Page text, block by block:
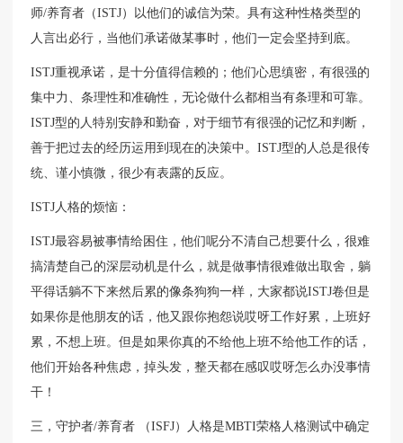
师/养育者（ISTJ）以他们的诚信为荣。具有这种性格类型的
人言出必行，当他们承诺做某事时，他们一定会坚持到底。
ISTJ重视承诺，是十分值得信赖的；他们心思缜密，有很强的
集中力、条理性和准确性，无论做什么都相当有条理和可靠。
ISTJ型的人特别安静和勤奋，对于细节有很强的记忆和判断，
善于把过去的经历运用到现在的决策中。ISTJ型的人总是很传
统、谨小慎微，很少有表露的反应。
ISTJ人格的烦恼：
ISTJ最容易被事情给困住，他们呢分不清自己想要什么，很难
搞清楚自己的深层动机是什么，就是做事情很难做出取舍，躺
平得话躺不下来然后累的像条狗狗一样，大家都说ISTJ卷但是
如果你是他朋友的话，他又跟你抱怨说哎呀工作好累，上班好
累，不想上班。但是如果你真的不给他上班不给他工作的话，
他们开始各种焦虑，掉头发，整天都在感叹哎呀怎么办没事情
干！
三，守护者/养育者 （ISFJ）人格是MBTI荣格人格测试中确定